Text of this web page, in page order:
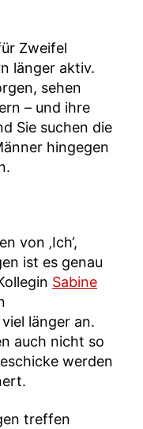
Zweifel
länger aktiv.
sehen
– und ihre
Sie suchen die
hingegen
von ‚Ich‘,
ist es genau
Sabine
länger an.
auch nicht so
werden
treffen